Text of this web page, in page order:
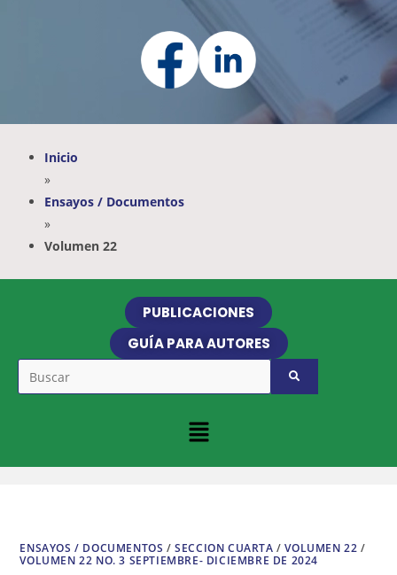
Inicio
»
Ensayos / Documentos
»
Volumen 22
PUBLICACIONES
GUÍA PARA AUTORES
ENSAYOS / DOCUMENTOS /SECCION CUARTA /VOLUMEN 22 /
VOLUMEN 22 NO. 3 SEPTIEMBRE- DICIEMBRE DE 2024